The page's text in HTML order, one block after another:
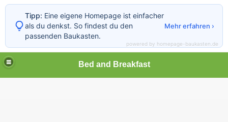
Bed and Breakfast
Tipp: Eine eigene Homepage ist einfacher
als du denkst. So findest du den
passenden Baukasten.
Mehr erfahren ›
powered by homepage-baukasten.de